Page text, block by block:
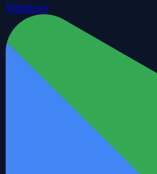
Windows